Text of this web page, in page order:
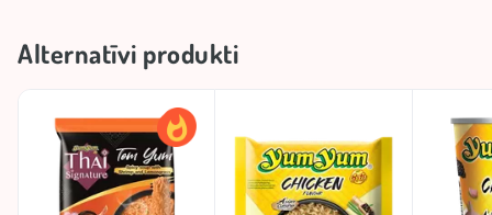
Alternatīvi produkti